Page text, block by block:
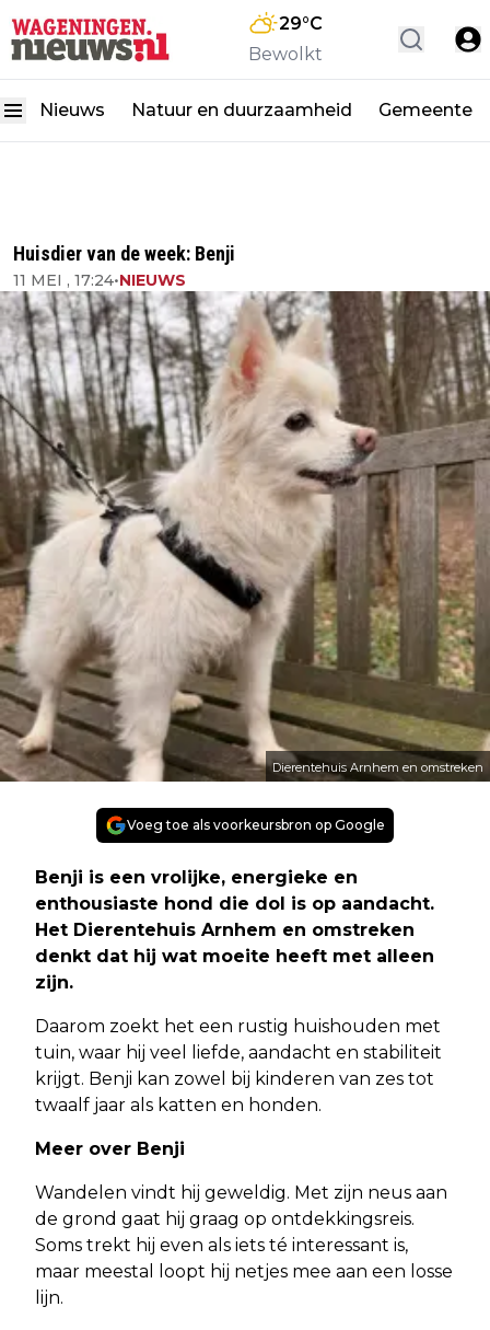
29°C
Bewolkt
Nieuws Natuur en duurzaamheid Gemeente
Huisdier van de week: Benji
11 MEI , 17:24•NIEUWS
Dierentehuis Arnhem en omstreken
Voeg toe als voorkeursbron op Google
Benji is een vrolijke, energieke en
enthousiaste hond die dol is op aandacht.
Het Dierentehuis Arnhem en omstreken
denkt dat hij wat moeite heeft met alleen
zijn.
Daarom zoekt het een rustig huishouden met
tuin, waar hij veel liefde, aandacht en stabiliteit
krijgt. Benji kan zowel bij kinderen van zes tot
twaalf jaar als katten en honden.
Meer over Benji
Wandelen vindt hij geweldig. Met zijn neus aan
de grond gaat hij graag op ontdekkingsreis.
Soms trekt hij even als iets té interessant is,
maar meestal loopt hij netjes mee aan een losse
lijn.